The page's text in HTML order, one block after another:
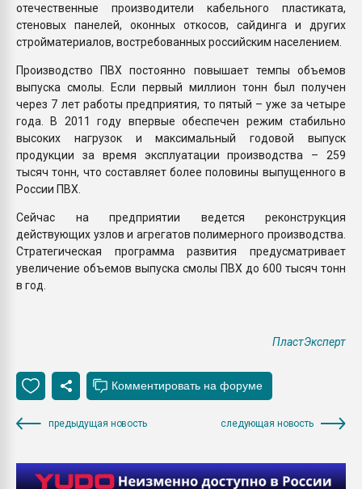
отечественные производители кабельного пластиката,
стеновых панелей, оконных откосов, сайдинга и других
стройматериалов, востребованных российским населением.
Производство ПВХ постоянно повышает темпы объемов
выпуска смолы. Если первый миллион тонн был получен
через 7 лет работы предприятия, то пятый – уже за четыре
года. В 2011 году впервые обеспечен режим стабильно
высоких нагрузок и максимальный годовой выпуск
продукции за время эксплуатации производства – 259
тысяч тонн, что составляет более половины выпущенного в
России ПВХ.
Сейчас на предприятии ведется реконструкция
действующих узлов и агрегатов полимерного производства.
Стратегическая программа развития предусматривает
увеличение объемов выпуска смолы ПВХ до 600 тысяч тонн
в год.
ПластЭксперт
предыдущая новость следующая новость